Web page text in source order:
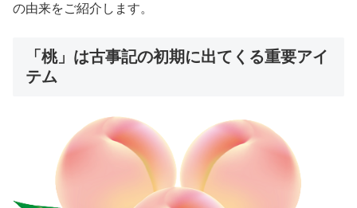
の由来をご紹介します。
「桃」は古事記の初期に出てくる重要アイ
テム